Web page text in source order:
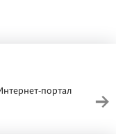
портал